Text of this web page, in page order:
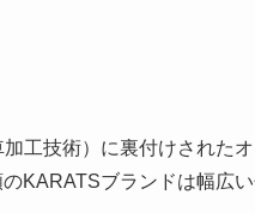
工技術）に裏付けされたオ
KARATSブランドは幅広い